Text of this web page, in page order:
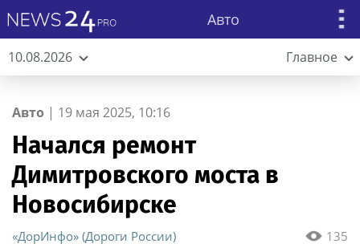
Авто
10.08.2026 Главное
Авто | 19 мая 2025, 10:16
Начался ремонт
Димитровского моста в
Новосибирске
135
«ДорИнфо» (Дороги России)